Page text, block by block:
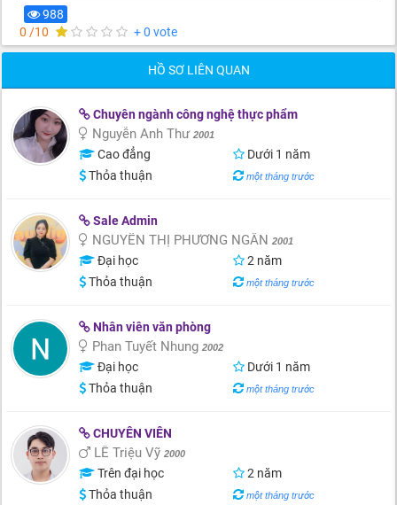
988
0 /10
+ 0 vote
HỒ SƠ LIÊN QUAN
Chuyên ngành công nghệ thực phẩm
Nguyễn Anh Thư 2001
Cao đẳng
Dưới 1 năm
Thỏa thuận
một tháng trước
Sale Admin
NGUYỄN THỊ PHƯƠNG NGÂN 2001
Đại học
2 năm
Thỏa thuận
một tháng trước
Nhân viên văn phòng
Phan Tuyết Nhung 2002
Đại học
Dưới 1 năm
Thỏa thuận
một tháng trước
CHUYÊN VIÊN
LÊ Triệu Vỹ 2000
Trên đại học
2 năm
Thỏa thuận
một tháng trước